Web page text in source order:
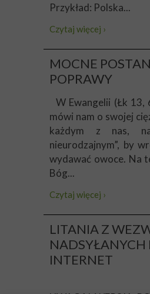
Przykład: Polska...
Czytaj więcej ›
MOCNE
POPRAWY
W Ewangelii (Łk 13,
mówi nam o swojej
każdym z nas,
nieurodzajnym”, by
wydawać owoce. Na
Bóg...
Czytaj więcej ›
LITANIA Z
NADSYŁANYCH
INTERNET